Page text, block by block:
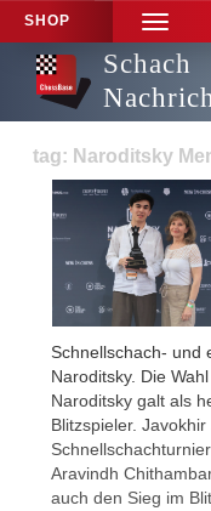
SHOP
TOGGLE
Schach
tag: Naroditsky
Schnellschach- und
Naroditsky. Die
Naroditsky galt als
Blitzspieler.
Aravindh
auch den Sieg im